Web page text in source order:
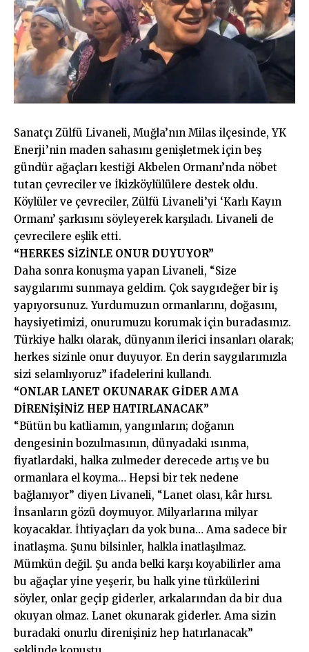
Sanatçı Zülfü Livaneli, Muğla’nın Milas ilçesinde, YK
Enerji’nin maden sahasını genişletmek için beş
gündür ağaçları kestiği Akbelen Ormanı’nda nöbet
tutan çevreciler ve İkizköylülülere destek oldu.
Köylüler ve çevreciler, Zülfü Livaneli’yi ‘Karlı Kayın
Ormanı’ şarkısını söyleyerek karşıladı. Livaneli de
çevrecilere eşlik etti.
“HERKES SİZİNLE ONUR DUYUYOR”
Daha sonra konuşma yapan Livaneli, “Size
saygılarımı sunmaya geldim. Çok saygıdeğer bir iş
yapıyorsunuz. Yurdumuzun ormanlarını, doğasını,
haysiyetimizi, onurumuzu korumak için buradasınız.
Türkiye halkı olarak, dünyanın ilerici insanları olarak;
herkes sizinle onur duyuyor. En derin saygılarımızla
sizi selamlıyoruz” ifadelerini kullandı.
“ONLAR LANET OKUNARAK GİDER AMA
DİRENİŞİNİZ HEP HATIRLANACAK”
“Bütün bu katliamın, yangınların; doğanın
dengesinin bozulmasının, dünyadaki ısınma,
fiyatlardaki, halka zulmeder derecede artış ve bu
ormanlara el koyma… Hepsi bir tek nedene
bağlanıyor” diyen Livaneli, “Lanet olası, kâr hırsı.
İnsanların gözü doymuyor. Milyarlarına milyar
koyacaklar. İhtiyaçları da yok buna… Ama sadece bir
inatlaşma. Şunu bilsinler, halkla inatlaşılmaz.
Mümkün değil. Şu anda belki karşı koyabilirler ama
bu ağaçlar yine yeşerir, bu halk yine türkülerini
söyler, onlar geçip giderler, arkalarından da bir dua
okuyan olmaz. Lanet okunarak giderler. Ama sizin
buradaki onurlu direnişiniz hep hatırlanacak”